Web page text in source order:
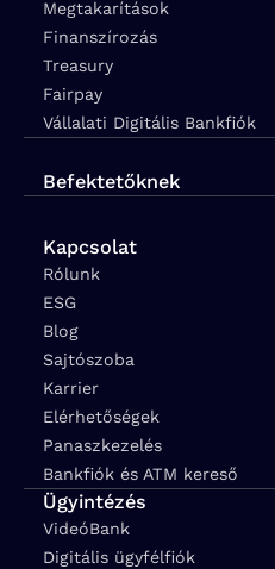
Megtakarítások
Finanszírozás
Treasury
Fairpay
Vállalati Digitális Bankfiók
Befektetőknek
Kapcsolat
Rólunk
ESG
Blog
Sajtószoba
Karrier
Elérhetőségek
Panaszkezelés
Bankfiók és ATM kereső
Ügyintézés
VideóBank
Digitális ügyfélfiók